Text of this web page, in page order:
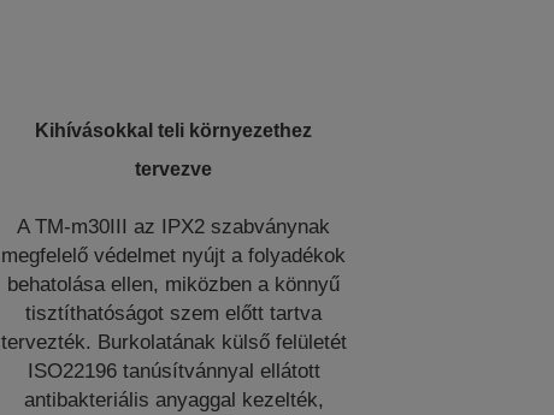
Kihívásokkal teli környezethez
tervezve
A TM-m30III az IPX2 szabványnak
megfelelő védelmet nyújt a folyadékok
behatolása ellen, miközben a könnyű
tisztíthatóságot szem előtt tartva
tervezték. Burkolatának külső felületét
ISO22196 tanúsítvánnyal ellátott
antibakteriális anyaggal kezelték,